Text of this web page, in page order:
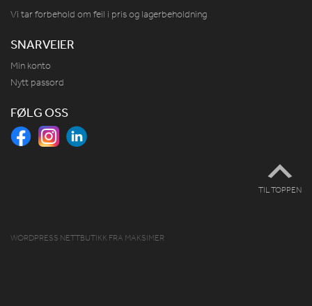
Vi tar forbehold om feil i pris og lagerbeholdning
SNARVEIER
Min konto
Nytt passord
FØLG OSS
TIL TOPPEN
WORDPRESS NETTBUTIKK FRA MAKSIMER